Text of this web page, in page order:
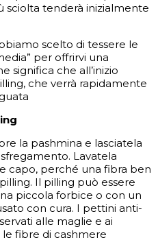
sciolta tenderà inizialmente
scelto di tessere le
per offrirvi una
significa che all’inizio
che verrà rapidamente
la pashmina e lasciatela
Lavatela
capo, perché una fibra ben
Il pilling può essere
piccola forbice o con un
con cura. I pettini anti-
alle maglie e ai
fibre di cashmere